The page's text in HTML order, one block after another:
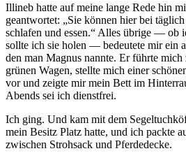
Illineb hatte auf meine lange Rede hin
geantwortet: „Sie können hier bei
schlafen und essen.“ Alles übrige — ob
sollte ich sie holen — bedeutete mir ein
den man Magnus nannte. Er führte mich
grünen Wagen, stellte mich einer
vor und zeigte mir mein Bett im
Abends sei ich dienstfrei.
Ich ging. Und kam mit dem
mein Besitz Platz hatte, und ich packte
zwischen Strohsack und Pferdedecke.